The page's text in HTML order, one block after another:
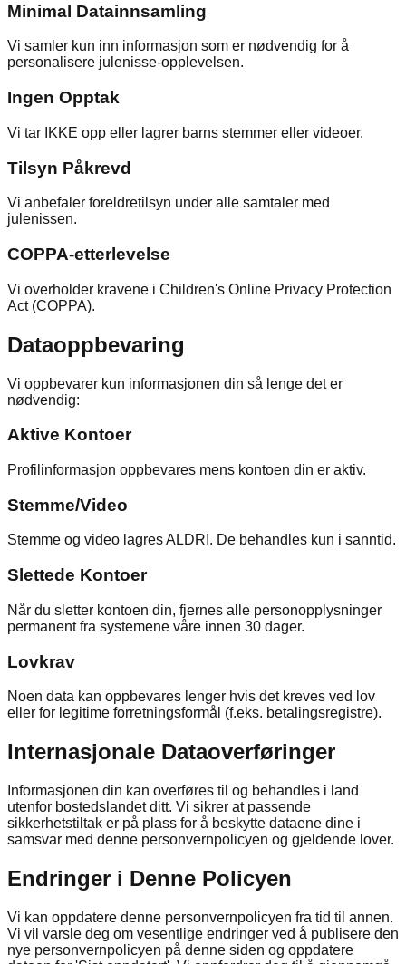
Minimal Datainnsamling
Vi samler kun inn informasjon som er nødvendig for å
personalisere julenisse-opplevelsen.
Ingen Opptak
Vi tar IKKE opp eller lagrer barns stemmer eller videoer.
Tilsyn Påkrevd
Vi anbefaler foreldretilsyn under alle samtaler med
julenissen.
COPPA-etterlevelse
Vi overholder kravene i Children's Online Privacy Protection
Act (COPPA).
Dataoppbevaring
Vi oppbevarer kun informasjonen din så lenge det er
nødvendig:
Aktive Kontoer
Profilinformasjon oppbevares mens kontoen din er aktiv.
Stemme/Video
Stemme og video lagres ALDRI. De behandles kun i sanntid.
Slettede Kontoer
Når du sletter kontoen din, fjernes alle personopplysninger
permanent fra systemene våre innen 30 dager.
Lovkrav
Noen data kan oppbevares lenger hvis det kreves ved lov
eller for legitime forretningsformål (f.eks. betalingsregistre).
Internasjonale Dataoverføringer
Informasjonen din kan overføres til og behandles i land
utenfor bostedslandet ditt. Vi sikrer at passende
sikkerhetstiltak er på plass for å beskytte dataene dine i
samsvar med denne personvernpolicyen og gjeldende lover.
Endringer i Denne Policyen
Vi kan oppdatere denne personvernpolicyen fra tid til annen.
Vi vil varsle deg om vesentlige endringer ved å publisere den
nye personvernpolicyen på denne siden og oppdatere